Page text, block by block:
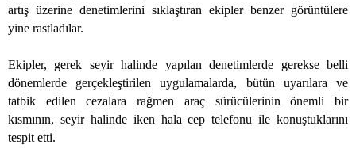
artış üzerine denetimlerini sıklaştıran ekipler benzer görüntülere
yine rastladılar.
Ekipler, gerek seyir halinde yapılan denetimlerde gerekse belli
dönemlerde gerçekleştirilen uygulamalarda, bütün uyarılara ve
tatbik edilen cezalara rağmen araç sürücülerinin önemli bir
kısmının, seyir halinde iken hala cep telefonu ile konuştuklarını
tespit etti.